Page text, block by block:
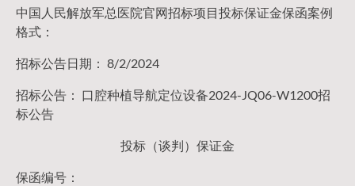
中国人民解放军总医院官网招标项目投标保证金保函案例
格式：
招标公告日期： 8/2/2024
招标公告： 口腔种植导航定位设备2024-JQ06-W1200招
标公告
投标（谈判）保证金
保函编号：